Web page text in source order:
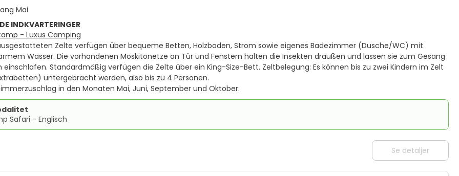
Mai
INDKVARTERINGER
- Luxus Camping
Zelte verfügen über bequeme Betten, Holzboden, Strom sowie eigenes Badezimmer (Dusche/WC) mit
Wasser. Die vorhandenen Moskitonetze an Tür und Fenstern halten die Insekten draußen und lassen sie zum Gesang
einschlafen. Standardmäßig verfügen die Zelte über ein King-Size-Bett. Zeltbelegung: Es können bis zu zwei Kindern im Zelt
untergebracht werden, also bis zu 4 Personen.
in den Monaten Mai, Juni, September und Oktober.
Safari - Englisch
Se detaljer